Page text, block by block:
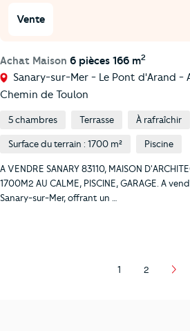
Vente
Achat Maison 6 pièces 166 m2
Sanary-sur-Mer - Le Pont d'Arand -
Chemin de Toulon
5 chambres Terrasse À rafraîchir
Surface du terrain : 1700 m² Piscine
A VENDRE SANARY 83110, MAISON
1700M2 AU CALME, PISCINE, GARAGE. A
Sanary-sur-Mer, offrant un …
Page
1
Page
2